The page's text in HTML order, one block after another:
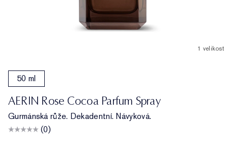
1 velikost
50 ml
AERIN Rose Cocoa Parfum Spray
Gurmánská růže. Dekadentní. Návyková.
(0)